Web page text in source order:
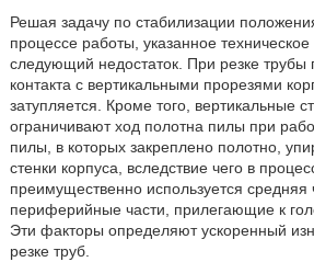
Решая задачу по стабилизации
процессе работы, указанное
следующий недостаток. При резке трубы
контакта с вертикальными прорезями
затупляется. Кроме того, вертикальные
ограничивают ход полотна пилы при
пилы, в которых закреплено полотно,
стенки корпуса, вследствие чего в
преимущественно используется средняя
периферийные части, прилегающие к
Эти факторы определяют ускоренный
резке труб.